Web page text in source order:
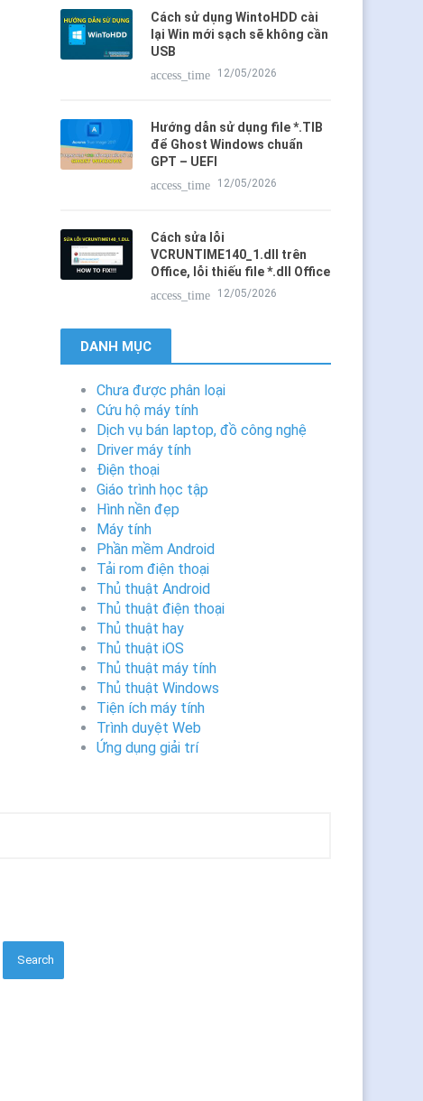
Cách sử dụng WintoHDD cài
lại Win mới sạch sẽ không cần
USB
access_time
12/05/2026
Hướng dẫn sử dụng file *.TIB
để Ghost Windows chuẩn
GPT – UEFI
access_time
12/05/2026
Cách sửa lỗi
VCRUNTIME140_1.dll trên
Office, lỗi thiếu file *.dll Office
access_time
12/05/2026
DANH MỤC
Chưa được phân loại
Cứu hộ máy tính
Dịch vụ bán laptop, đồ công nghệ
Driver máy tính
Điện thoại
Giáo trình học tập
Hình nền đẹp
Máy tính
Phần mềm Android
Tải rom điện thoại
Thủ thuật Android
Thủ thuật điện thoại
Thủ thuật hay
Thủ thuật iOS
Thủ thuật máy tính
Thủ thuật Windows
Tiện ích máy tính
Trình duyệt Web
Ứng dụng giải trí